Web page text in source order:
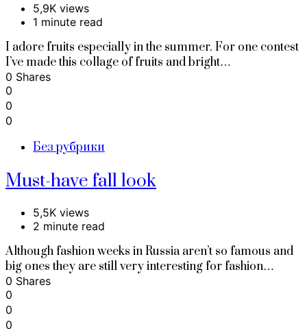
5,9K views
1 minute read
I adore fruits especially in the summer. For one contest
I’ve made this collage of fruits and bright…
0 Shares
0
0
0
Без рубрики
Must-have fall look
5,5K views
2 minute read
Although fashion weeks in Russia aren’t so famous and
big ones they are still very interesting for fashion…
0 Shares
0
0
0